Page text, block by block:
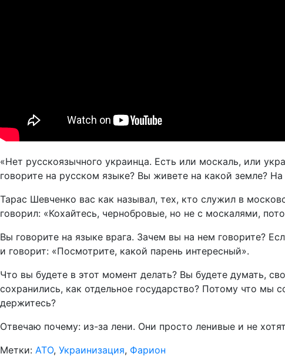
«Нет русскоязычного украинца. Есть или москаль, или
говорите на русском языке? Вы живете на какой земле?
Тарас Шевченко вас как называл, тех, кто служил в
говорил: «Кохайтесь, чернобровые, но не с москалями,
Вы говорите на языке врага. Зачем вы на нем говорите?
и говорит: «Посмотрите, какой парень интересный».
Что вы будете в этот момент делать? Вы будете думать,
сохранились, как отдельное государство? Потому что мы
держитесь?
Отвечаю почему: из-за лени. Они просто ленивые и не
Метки: АТО, Украинизация, Фарион